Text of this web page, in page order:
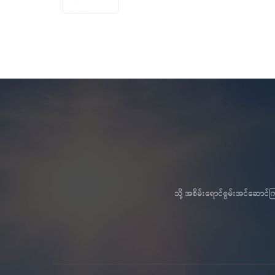
သို့ အစိမ်းရောင်စွမ်းအင်ဆော